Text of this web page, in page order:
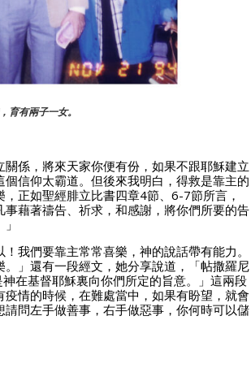
育有兩子一女。
係，將來天家你便有份，如果不跟耶穌建立
信仰太霸道。但後來我明白，得救是靠主的
正如聖經腓立比書四章4節、6-7節所言，
事藉著禱告、祈求，和感謝，將你們所要的告
我們要靠主常常喜樂，神的說話帶有能力。
」還有一段經文，她分享說道，「帖撒羅尼
在基督耶穌裏向你們所定的旨意。」這兩段
情的時候，在難處當中，如果有盼望，就會
問左手做善事，右手做惡事，你何時可以儲